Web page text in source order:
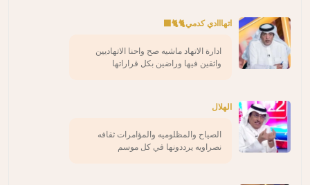
اتهااادي كدمي🐈🐈‍⬛
ادارة الاتهاد ماشيه صح واحنا الاتهاديين
واثقين فيها وراضين بكل قراراتها
الهلال
الصياح والمظلوميه والمؤامرات ثقافه
نصراويه يرددونها في كل موسم